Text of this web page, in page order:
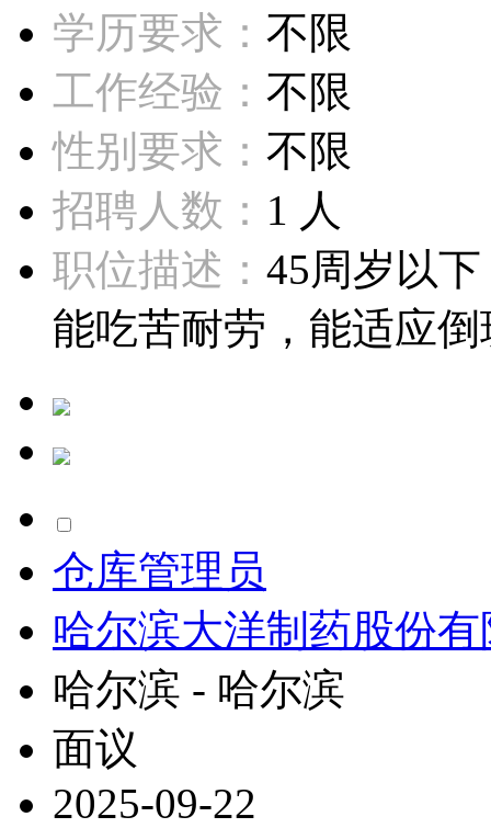
学历要求： 不限
工作经验： 不限
性别要求： 不限
招聘人数： 1 人
职位描述： 45周岁以
能吃苦耐劳，能适应倒
仓库管理员
哈尔滨大洋制药股份
哈尔滨 - 哈尔滨
面议
2025-09-22